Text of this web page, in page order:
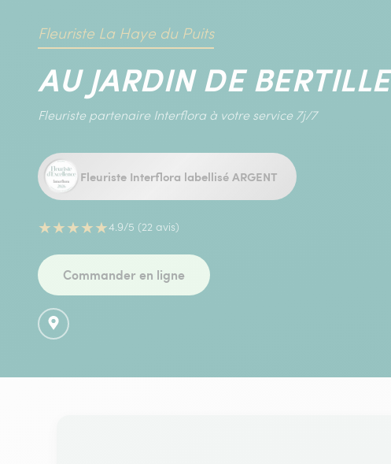
Fleuriste La Haye du Puits
AU JARDIN DE BERTILLE
Fleuriste partenaire Interflora à votre service 7j/7
Fleuriste Interflora labellisé ARGENT
★★★★★4.9/5 (22 avis)
Commander en ligne